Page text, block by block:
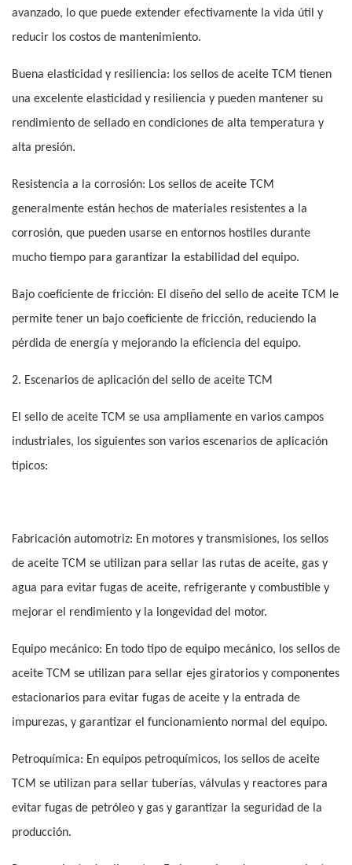
avanzado, lo que puede extender efectivamente la vida útil y
reducir los costos de mantenimiento.
Buena elasticidad y resiliencia: los sellos de aceite TCM tienen
una excelente elasticidad y resiliencia y pueden mantener su
rendimiento de sellado en condiciones de alta temperatura y
alta presión.
Resistencia a la corrosión: Los sellos de aceite TCM
generalmente están hechos de materiales resistentes a la
corrosión, que pueden usarse en entornos hostiles durante
mucho tiempo para garantizar la estabilidad del equipo.
Bajo coeficiente de fricción: El diseño del sello de aceite TCM le
permite tener un bajo coeficiente de fricción, reduciendo la
pérdida de energía y mejorando la eficiencia del equipo.
2. Escenarios de aplicación del sello de aceite TCM
El sello de aceite TCM se usa ampliamente en varios campos
industriales, los siguientes son varios escenarios de aplicación
típicos:
Fabricación automotriz: En motores y transmisiones, los sellos
de aceite TCM se utilizan para sellar las rutas de aceite, gas y
agua para evitar fugas de aceite, refrigerante y combustible y
mejorar el rendimiento y la longevidad del motor.
Equipo mecánico: En todo tipo de equipo mecánico, los sellos de
aceite TCM se utilizan para sellar ejes giratorios y componentes
estacionarios para evitar fugas de aceite y la entrada de
impurezas, y garantizar el funcionamiento normal del equipo.
Petroquímica: En equipos petroquímicos, los sellos de aceite
TCM se utilizan para sellar tuberías, válvulas y reactores para
evitar fugas de petróleo y gas y garantizar la seguridad de la
producción.